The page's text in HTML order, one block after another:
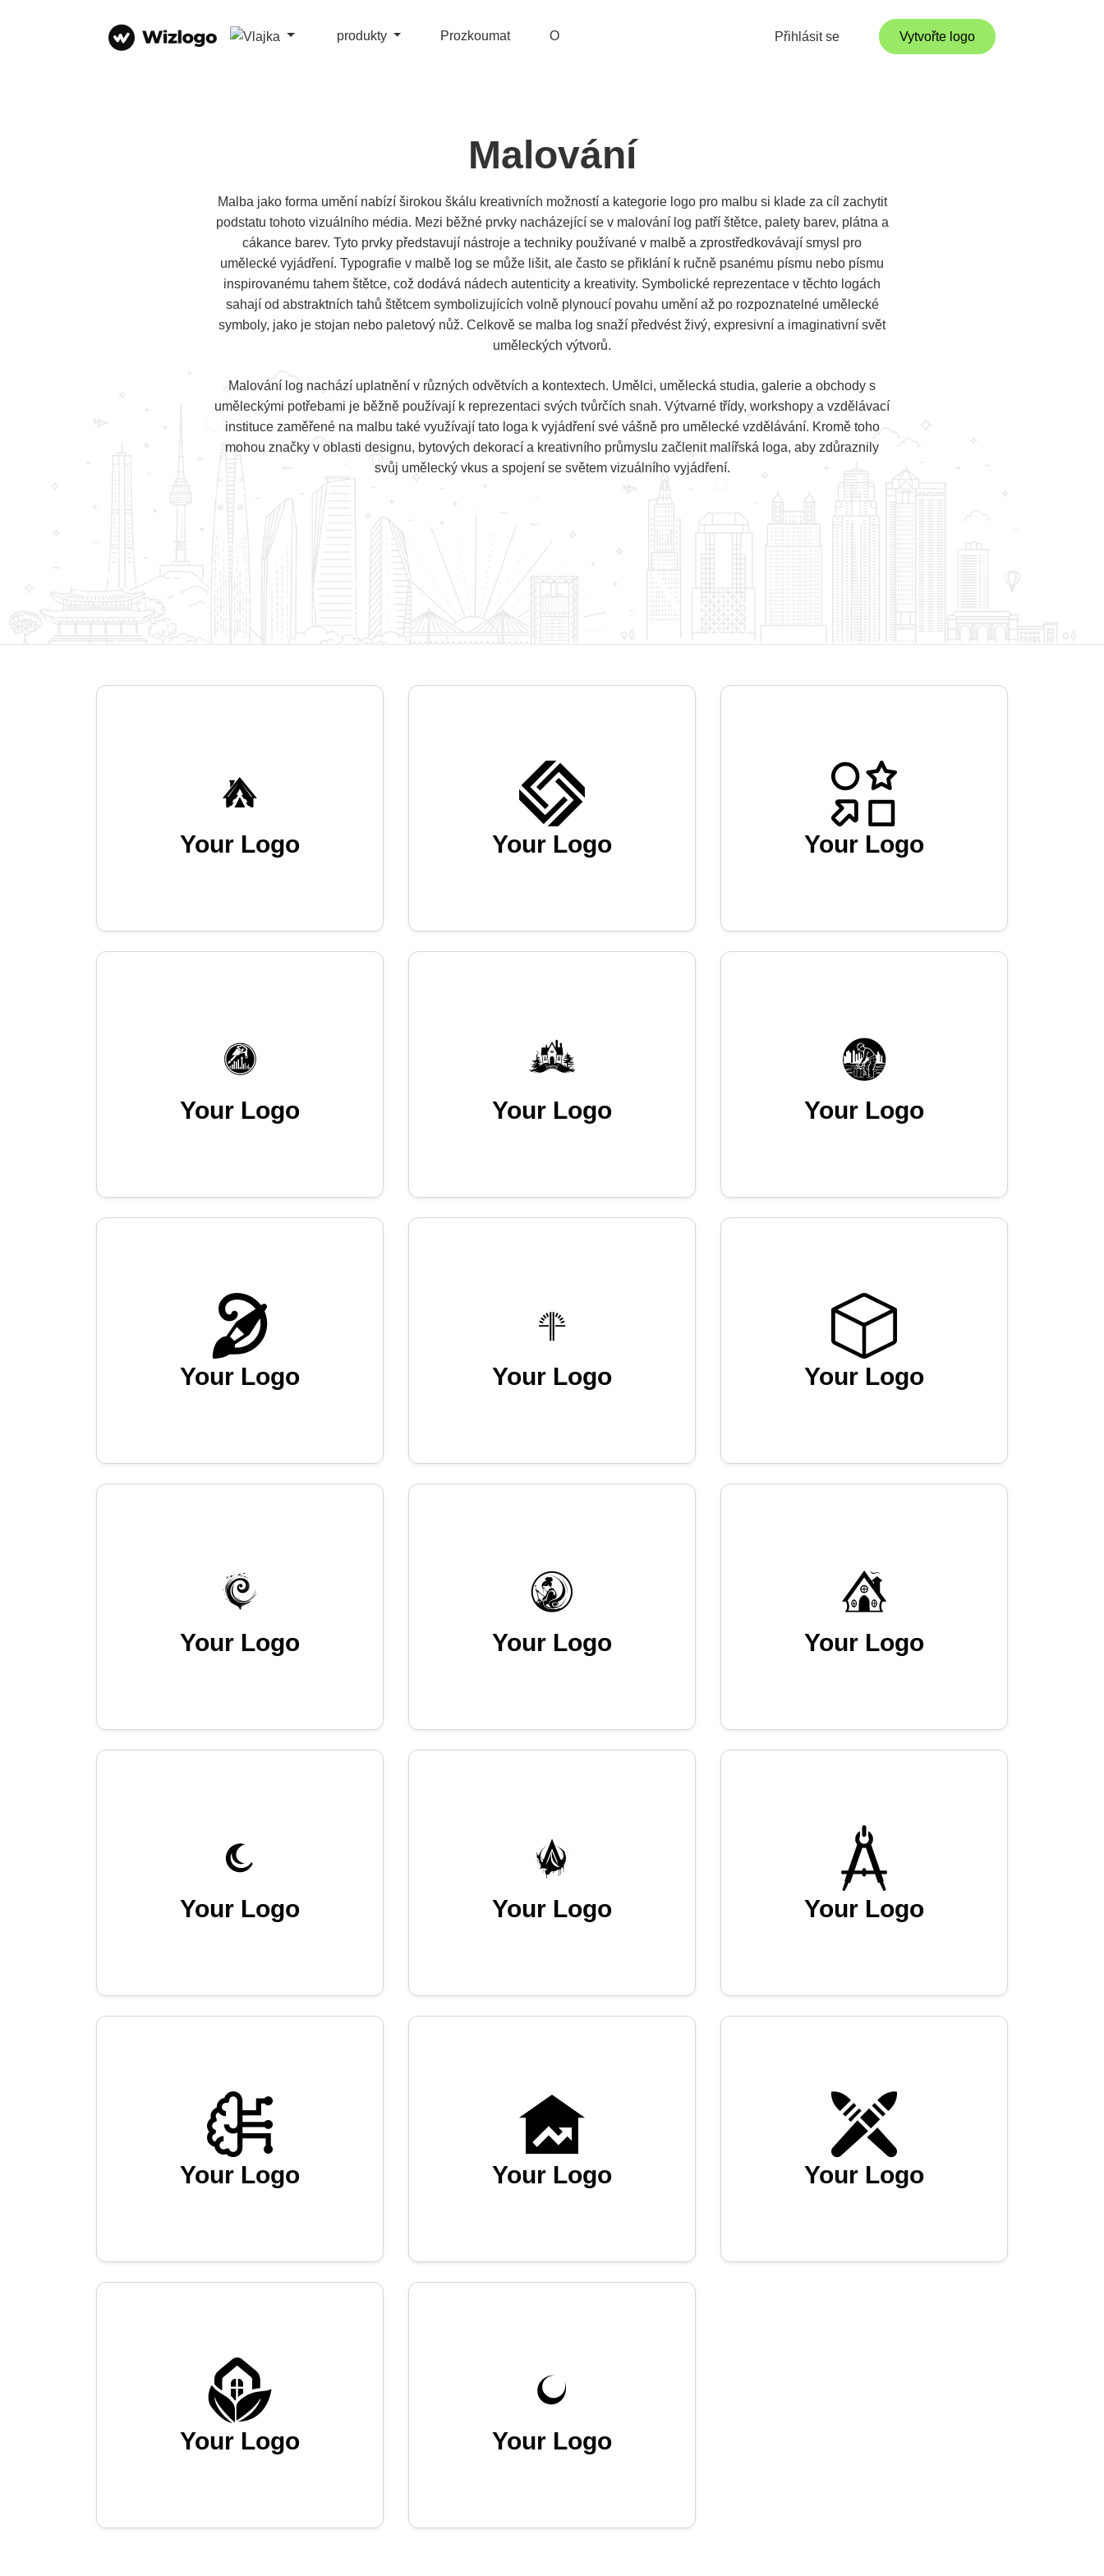
produkty Prozkoumat O Přihlásit se Vytvořte logo
Malování
Malba jako forma umění nabízí širokou škálu kreativních možností a kategorie logo pro malbu si klade za cíl zachytit
podstatu tohoto vizuálního média. Mezi běžné prvky nacházející se v malování log patří štětce, palety barev, plátna a
cákance barev. Tyto prvky představují nástroje a techniky používané v malbě a zprostředkovávají smysl pro
umělecké vyjádření. Typografie v malbě log se může lišit, ale často se přiklání k ručně psanému písmu nebo písmu
inspirovanému tahem štětce, což dodává nádech autenticity a kreativity. Symbolické reprezentace v těchto logách
sahají od abstraktních tahů štětcem symbolizujících volně plynoucí povahu umění až po rozpoznatelné umělecké
symboly, jako je stojan nebo paletový nůž. Celkově se malba log snaží předvést živý, expresivní a imaginativní svět
uměleckých výtvorů.
Malování log nachází uplatnění v různých odvětvích a kontextech. Umělci, umělecká studia, galerie a obchody s
uměleckými potřebami je běžně používají k reprezentaci svých tvůrčích snah. Výtvarné třídy, workshopy a vzdělávací
instituce zaměřené na malbu také využívají tato loga k vyjádření své vášně pro umělecké vzdělávání. Kromě toho
mohou značky v oblasti designu, bytových dekorací a kreativního průmyslu začlenit malířská loga, aby zdůraznily
svůj umělecký vkus a spojení se světem vizuálního vyjádření.
Your Logo Your Logo Your Logo
Your Logo Your Logo Your Logo
Your Logo Your Logo Your Logo
Your Logo Your Logo Your Logo
Your Logo Your Logo Your Logo
Your Logo Your Logo Your Logo
Your Logo Your Logo